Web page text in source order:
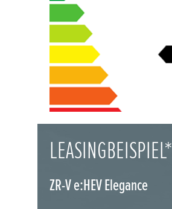
LEASINGBEISPIEL*
ZR-V e:HEV Elegance